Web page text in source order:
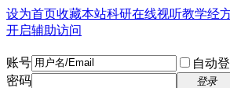
设为首页收藏本站科研在线视听教学经
开启辅助访问
账号 自动
密码
登录